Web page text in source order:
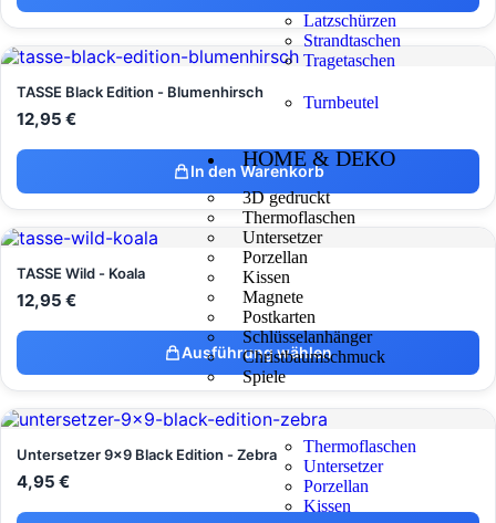
Latzschürzen
Strandtaschen
Tragetaschen
Turnbeutel
HOME & DEKO
3D gedruckt
Thermoflaschen
Untersetzer
Porzellan
Kissen
Magnete
Postkarten
Schlüsselanhänger
Christbaumschmuck
Spiele
Thermoflaschen
Untersetzer
Porzellan
Kissen
TASSE Black Edition - Blumenhirsch
12,95 €
In den Warenkorb
TASSE Wild - Koala
12,95 €
Ausführung wählen
Untersetzer 9x9 Black Edition - Zebra
4,95 €